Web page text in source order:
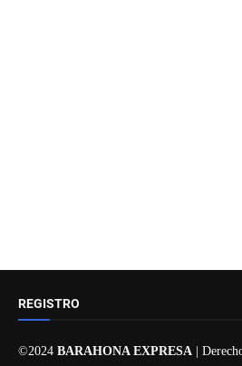
REGISTRO
©2024 BARAHONA EXPRESA |